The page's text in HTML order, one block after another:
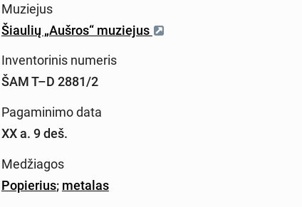
Muziejus
Šiaulių „Aušros“ muziejus
Inventorinis numeris
ŠAM T–D 2881/2
Pagaminimo data
XX a. 9 deš.
Medžiagos
Popierius; metalas